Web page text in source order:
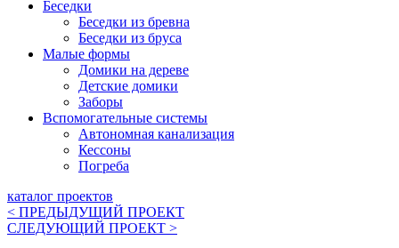
Беседки
Беседки из бревна
Беседки из бруса
Малые формы
Домики на дереве
Детские домики
Заборы
Вспомогательные системы
Автономная канализация
Кессоны
Погреба
каталог проектов
< ПРЕДЫДУЩИЙ ПРОЕКТ
СЛЕДУЮЩИЙ ПРОЕКТ >